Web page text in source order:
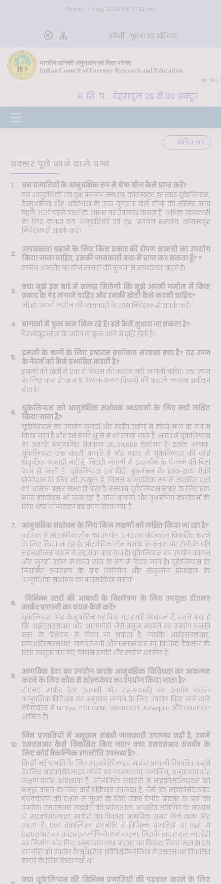
Friday, 7 Aug, 2026 08:37:12 AM
अंग्रेज़ी सूचना का अधिकार
भारतीय वानिकी अनुसंधान एवं शिक्षा परिषद
Indian Council of Forestry Research and Education
वेब ईमेल
CoE-SLM, भा. वा. अ. शि. प. , देहरादून 26 से 30 अक्टूबर
वापिस जाएँ
अक्सर पूछे जाने वाले प्रश्न
1.
वन प्रजातियों के आनुवंशिक रूप से श्रेष्ठ बीज कैसे प्राप्त करें?
वन आनुवंशिकी एवं वृक्ष प्रजनन संस्थान, कोयम्बटूर हर साल यूकेलिप्टस,
कैसुआरिना और अकेशिया के उच्च गुणवत्ता वाले बीजों की सीमित मात्रा
पहले आओ पहले पाओ के आधार पर उपलब्ध कराता है। अधिक जानकारी
के लिए कृपया वन आनुवंशिकी एवं वृक्ष प्रजनन संस्थान, कोयम्बटूर
निदेशक से संपर्क करें।
2.
उत्पादकता बढ़ाने के लिए किस प्रकार की रोपण सामग्री का उपयोग
किया जाना चाहिए, इसकी जानकारी क्या मैं प्राप्त कर सकता हूँ? ?
क्लोन आमतौर पर बीज सामग्री की तुलना में उत्पादकता बढ़ाते हैं।
3.
क्या मुझे इस बारे में सलाह मिलेगी कि मुझे अपनी जमीन में किस
प्रकार के पेड़ लगाने चाहिए और उनकी खेती कैसे करनी चाहिए?
जी हाँ। अपनी जमीन की जानकारी के साथ निदेशक से संपर्क करें।
4. बागानों में फूल कम खिल रहे हैं। इसे कैसे सुधारा जा सकता है?
पैक्लोबुट्राज़ोल के प्रयोग से फूल आने में वृद्धि होती है।
5.
इमली के बागों के लिए इष्टतम क्लोनल संरचना क्या है? यह उपज
के पैटर्न को कैसे प्रभावित करती है?
इमली की खेती में एक ही किस्म की फसल नहीं लगानी चाहिए। उच्च उपज
के लिए कम से कम 5 अलग-अलग किस्मों की फसलें लगाना सर्वोत्तम
होता है।
6.
यूकेलिप्टस को आनुवंशिक संशोधन अध्ययनों के लिए क्यों लक्षित
किया जाता है?
यूकेलिप्टस का उपयोग लुगदी और रेयॉन उद्योगों में कच्चे माल के रूप में
किया जाता है और इसे बंजर भूमि में भी उगाया जाता है। भारत में यूकेलिप्टस
के अंतर्गत अनुमानित क्षेत्रफल 25,00,000 हेक्टेयर है। इसके अलावा,
यूकेलिप्टस एक बाहरी प्रजाति है और भारत में यूकेलिप्टस की कोई
प्राकृतिक आबादी नहीं है, जिससे जंगली में ट्रांसजीन के फैलने की चिंता
कम हो जाती है। यूकेलिप्टस इन विट्रो पुनर्जनन के साथ-साथ मैक्रो
प्रोपेगेशन के लिए भी उपयुक्त है, जिससे आनुवंशिक रूप से संशोधित वृक्षों
का आसान प्रसार संभव हो पाता है। संस्थान यूकेलिप्टस सुधार के लिए एक
सतत कार्यक्रम भी चला रहा है। बीज बागानों और वृक्षारोपण कार्यक्रमों के
लिए श्रेष्ठ जीनोटाइप का चयन किया गया है।
7.
आनुवंशिक संशोधन के लिए किन लक्षणों को लक्षित किया जा रहा है?
वर्तमान में ऑस्मोटिन जीन का उपयोग रूपांतरण प्रोटोकॉल विकसित करने
के लिए किया जा रहा है। ऑस्मोटिन जीन नमक के तनाव और रोगों के प्रति
सहनशीलता बढ़ाने में सहायक पाया गया है। यूकेलिप्टस का उपयोग कागज
और लुगदी उद्योग में कच्चे माल के रूप में किया जाता है। यूकेलिप्टस के
नियमित रूपांतरण के बाद लिग्निन और सेलुलोज प्रोफाइल के
आनुवंशिक संशोधन का प्रयास किया जाएगा।
8.
विभिन्न स्तरों की आबादी के विश्लेषण के लिए उपयुक्त डीएनए
मार्कर प्रणाली का चयन कैसे करें?
यूकेलिप्टस और कैसुआरिना पर किए गए हमारे अध्ययन में, हमने पाया है
कि आईएसएसआर और आरएपीडी जैसे प्रमुख मार्करों का उपयोग प्रजाति
स्तर के विभेदन में किया जा सकता है, जबकि आईएसएसआर,
एफआईएसएसआर, एएफएलपी और एसएसआर उप-विशिष्ट टैक्सोन के
लिए उपयुक्त पाए गए, जिनमें उत्पत्ति और क्लोन शामिल हैं।
9.
आणविक डेटा का उपयोग करके आनुवंशिक विविधता का आकलन
करने के लिए कौन से सॉफ़्टवेयर का उपयोग किया जाता है?
डीएनए मार्कर डेटा (प्रभावी और सह-प्रभावी) का उपयोग करके
आनुवंशिक विविधता का अनुमान लगाने के लिए उपयोग किए जाने वाले
सॉफ़्टवेयर में NTSys, POPGENE, WINBOOT, Arlequin और DNAPOP
शामिल हैं।
10.
जिन प्रजातियों में अनुक्रम संबंधी जानकारी उपलब्ध नहीं है, उनमें
एसएसआर कैसे विकसित किए जाएं? क्या एसएसआर संवर्धन के
लिए कोई वैकल्पिक रणनीति उपलब्ध है?
किसी नई प्रजाति के लिए माइक्रोसेटेलाइट मार्कर प्रणाली विकसित करने
के लिए माइक्रोसेटेलाइट लोकी का पृथक्करण, क्लोनिंग, अनुक्रमण और
लक्षण वर्णन आवश्यक है। जीनोमिक लाइब्रेरी में माइक्रोसेटेलाइट्स को
समृद्ध करने के लिए कई प्रक्रियाएं उपलब्ध हैं, जैसे कि माइक्रोसेटेलाइट
पृथक्करण की दक्षता में सुधार के लिए एंकर रिपीट प्राइमर या प्रोब का
उपयोग। एसएसआर लाइब्रेरी की प्रयोगशाला आधारित स्क्रीनिंग के माध्यम
से माइक्रोसेटेलाइट मार्करों का विकास अत्यधिक समय लेने वाला और
महंगा है। एक वैकल्पिक रणनीति है विभिन्न प्रजातियों या वंशों में
एसएसआर का क्रॉस-एम्प्लीफिकेशन करना, जिसके बाद समृद्ध लाइब्रेरी
का निर्माण और फिर अनुक्रमण तथा प्राइमर का विकास किया जाता है। इस
रणनीति का उपयोग कैसुआरिना इक्विसेटिफोलिया में एसएसआर विकसित
करने के लिए किया गया था।
क्या यूकेलिप्टस की विभिन्न प्रजातियों की पहचान करने के लिए